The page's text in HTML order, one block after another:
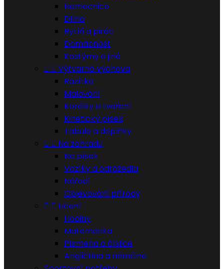
Nemocnice
Dílna
Rytíři a piráti
Domácnost
Kostýmy a jiné
  Výtvarná výchova
Razítka
Malování
Korálky a tvoření
Kinetický písek
Tabule a doplňky
  Na zahradu
Na písek
Vozíky a odrážedla
Nářadí
Objevování přírody
  Učení
Hodiny
Matematika
Písmena a číslice
Angličtina a němčina